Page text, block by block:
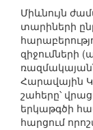
Միևնույն
տարիների
զիջումների
Հարավային
շահերը՝
երկաթգծի
հարցում